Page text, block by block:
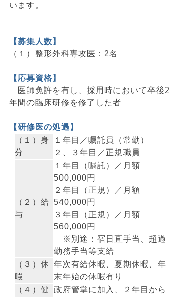
います。
【募集人数】
（１）整形外科専攻医：2名
【応募資格】
医師免許を有し、採用時において卒後2
年間の臨床研修を修了した者
【研修医の処遇】
（１）身
分
１年目／嘱託員（常勤）
２、３年目／正規職員
（２）給
与
１年目（嘱託）／月額
500,000円
２年目（正規）／月額
540,000円
３年目（正規）／月額
560,000円
※別途：宿日直手当、超過
勤務手当等支給
（３）休
暇
年次有給休暇、夏期休暇、年
末年始の休暇有り
（４）健
政府管掌に加入、２年目から